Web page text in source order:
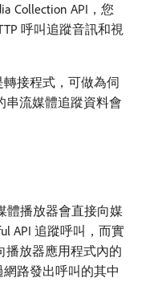
Collection API，您
呼叫追蹤音訊和視
轉接程式，可做為伺
串流媒體追蹤資料會
體播放器會直接向媒
API 追蹤呼叫，而實
播放器應用程式內的
網路發出呼叫的其中